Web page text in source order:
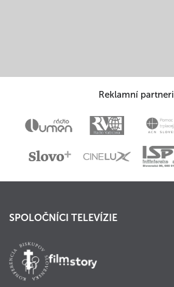
Reklamní partneri
SPOLOČNÍCI TELEVÍZIE